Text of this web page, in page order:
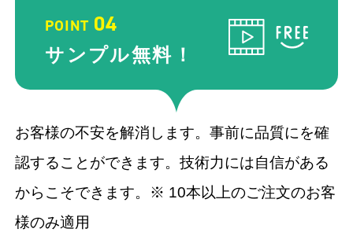
POINT 04
サンプル無料！
お客様の不安を解消します。事前に品質にを確
認することができます。技術力には自信がある
からこそできます。※ 10本以上のご注文のお客
様のみ適用